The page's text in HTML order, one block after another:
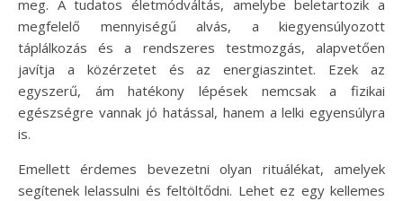
meg. A tudatos életmódváltás, amelybe beletartozik a
megfelelő mennyiségű alvás, a kiegyensúlyozott
táplálkozás és a rendszeres testmozgás, alapvetően
javítja a közérzetet és az energiaszintet. Ezek az
egyszerű, ám hatékony lépések nemcsak a fizikai
egészségre vannak jó hatással, hanem a lelki egyensúlyra
is.
Emellett érdemes bevezetni olyan rituálékat, amelyek
segítenek lelassulni és feltöltődni. Lehet ez egy kellemes